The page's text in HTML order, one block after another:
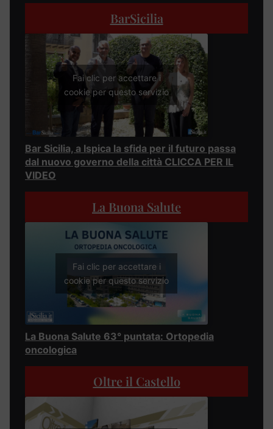
BarSicilia
Fai clic per accettare i
cookie per questo servizio
Bar Sicilia, a Ispica la sfida per il futuro passa
dal nuovo governo della città CLICCA PER IL
VIDEO
La Buona Salute
Fai clic per accettare i
cookie per questo servizio
La Buona Salute 63° puntata: Ortopedia
oncologica
Oltre il Castello